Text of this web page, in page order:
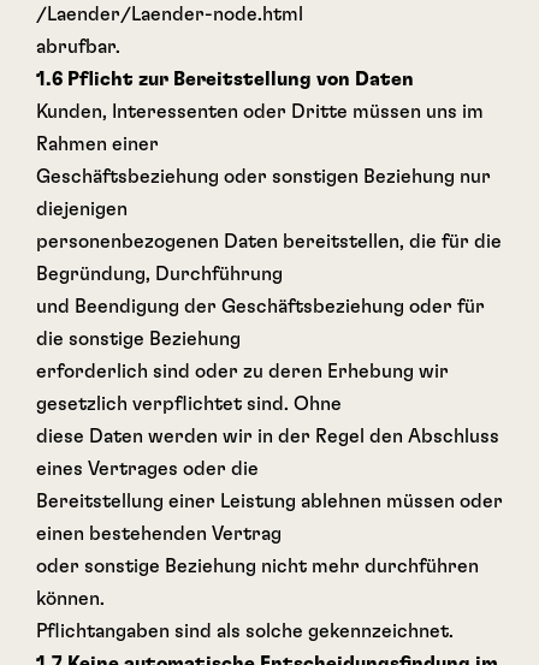
/Laender/Laender-node.html
abrufbar.
1.6 Pflicht zur Bereitstellung von Daten
Kunden, Interessenten oder Dritte müssen uns im
Rahmen einer
Geschäftsbeziehung oder sonstigen Beziehung nur
diejenigen
personenbezogenen Daten bereitstellen, die für die
Begründung, Durchführung
und Beendigung der Geschäftsbeziehung oder für
die sonstige Beziehung
erforderlich sind oder zu deren Erhebung wir
gesetzlich verpflichtet sind. Ohne
diese Daten werden wir in der Regel den Abschluss
eines Vertrages oder die
Bereitstellung einer Leistung ablehnen müssen oder
einen bestehenden Vertrag
oder sonstige Beziehung nicht mehr durchführen
können.
Pflichtangaben sind als solche gekennzeichnet.